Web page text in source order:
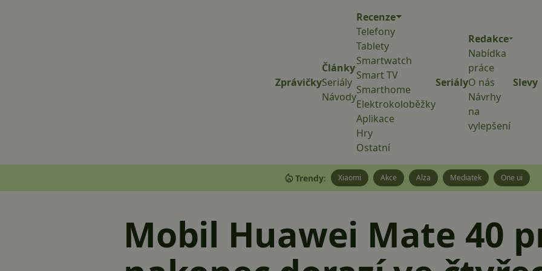
Zprávičky
Články
Seriály
Návody
Recenze
Telefony
Tablety
Smartwatch
Smart TV
Smarthome
Elektrokoloběžky
Aplikace
Hry
Ostatní
Seriály
Redakce
Nabídka
práce
O nás
Návrhy
na
vylepšení
Slevy
Trendy: Xiaomi Akce Alza Mediatek One ui
Mobil Huawei Mate 40